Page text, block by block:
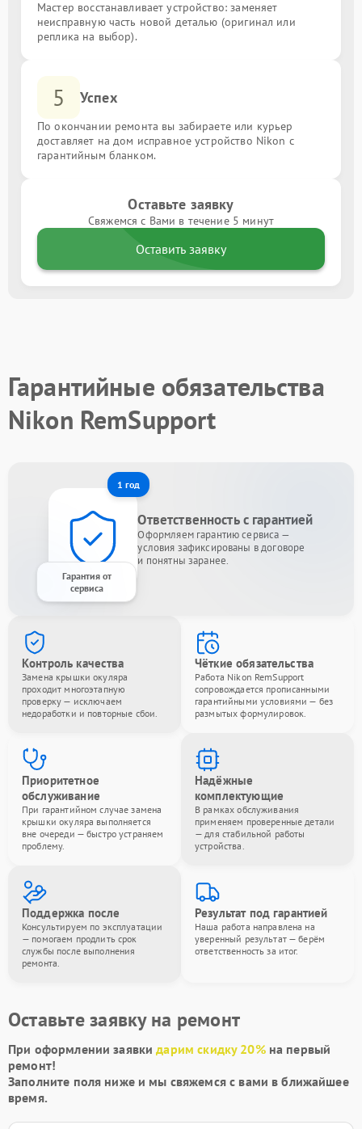
Мастер восстанавливает устройство: заменяет
неисправную часть новой деталью (оригинал или
реплика на выбор).
5 Успех
По окончании ремонта вы забираете или курьер
доставляет на дом исправное устройство Nikon с
гарантийным бланком.
Оставьте заявку
Свяжемся с Вами в течение 5 минут
Оставить заявку
Гарантийные обязательства
Nikon RemSupport
1 год
Гарантия от
сервиса
Ответственность с гарантией
Оформляем гарантию сервиса —
условия зафиксированы в договоре
и понятны заранее.
Контроль качества
Замена крышки окуляра
проходит многоэтапную
проверку — исключаем
недоработки и повторные сбои.
Чёткие обязательства
Работа Nikon RemSupport
сопровождается прописанными
гарантийными условиями — без
размытых формулировок.
Приоритетное
обслуживание
При гарантийном случае замена
крышки окуляра выполняется
вне очереди — быстро устраняем
проблему.
Надёжные
комплектующие
В рамках обслуживания
применяем проверенные детали
— для стабильной работы
устройства.
Поддержка после
Консультируем по эксплуатации
— помогаем продлить срок
службы после выполнения
ремонта.
Результат под гарантией
Наша работа направлена на
уверенный результат — берём
ответственность за итог.
Оставьте заявку на ремонт
При оформлении заявкидарим скидку 20%на первый
ремонт!
Заполните поля ниже и мы свяжемся с вами в ближайшее
время.